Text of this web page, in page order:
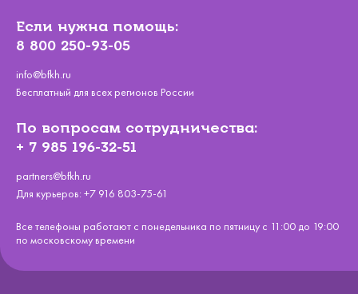
Если нужна помощь:
8 800 250-93-05
info@bfkh.ru
Бесплатный для всех регионов России
По вопросам сотрудничества:
+ 7 985 196-32-51
partners@bfkh.ru
Для курьеров: +7 916 803-75-61
Все телефоны работают с понедельника по пятницу с 11:00 до 19:00
по московскому времени